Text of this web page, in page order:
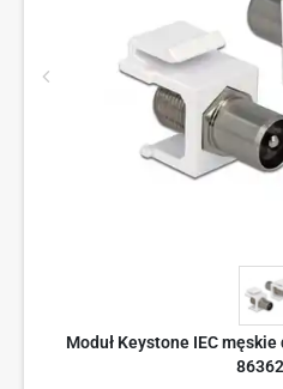
Moduł Keystone IEC
86362